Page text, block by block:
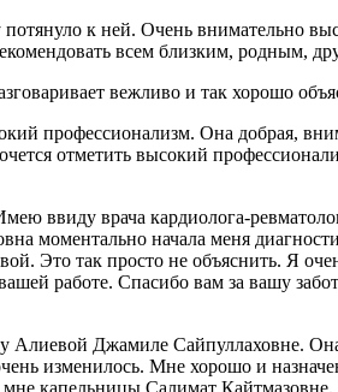
к ней. Очень внимательно
всем близким, родным,
вежливо и так хорошо
профессионализм. Она добрая,
отметить высокий
ввиду врача кардиолога-
моментально начала меня
Это так просто не объяснить. Я
работе. Спасибо вам за вашу
Джамиле Сайпуллаховне.
изменилось. Мне хорошо и
мне капельницы Салимат